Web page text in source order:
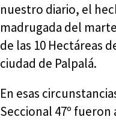
nuestro diario, el
madrugada del
de las 10 Hectáreas
ciudad de Palpalá.
En esas
Seccional 47º